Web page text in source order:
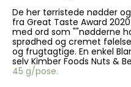
De her tørristede nødder
fra Great Taste Award
med ord som ""nødderne
sprødhed og cremet
og frugtagtige. En enkel
selv Kimber Foods Nuts &
45 g/pose.